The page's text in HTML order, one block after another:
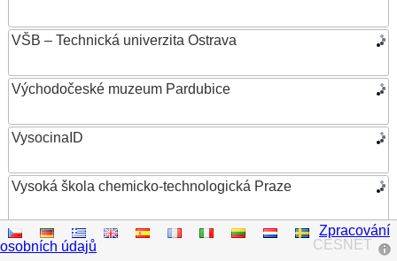
VŠB – Technická univerzita Ostrava
Východočeské muzeum Pardubice
VysocinaID
Vysoká škola chemicko-technologická Praze
Vysoká škola ekonomická v Praze
CESNET
Zpracování
osobních údajů